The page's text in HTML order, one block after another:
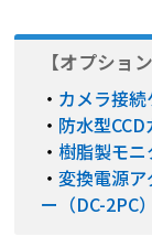
【オプション
・ カメラ接続
・ 防水型CCD
・ 樹脂製モニ
・変換電源ア
ー（DC-2PC）